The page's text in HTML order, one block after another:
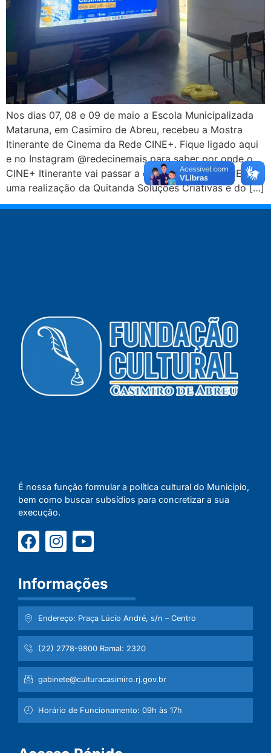
Nos dias 07, 08 e 09 de maio a Escola Municipalizada
Mataruna, em Casimiro de Abreu, recebeu a Mostra
Itinerante de Cinema da Rede CINE+. Fique ligado aqui
e no Instagram @redecinemais para saber por onde o
CINE+ Itinerante vai passar a cada semana! O CINE+ é
uma realização da Quitanda Soluções Criativas e do […]
É nossa função formular a política cultural do Município,
bem como buscar subsídios para concretizar a sua
execução.
Informações
Endereço: Praça Lúcio André, s/n – Centro
(22) 2778-9800 Ramal: 2320
gabinete@culturacasimiro.rj.gov.br
Horário de Funcionamento: 09h às 17h